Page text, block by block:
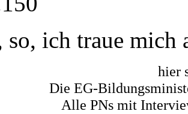
so, ich traue
hier
Die EG-
Alle PNs mit